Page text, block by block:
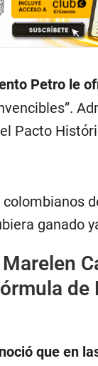
Petro le
Pacto
colombianos
ganado
de
que en